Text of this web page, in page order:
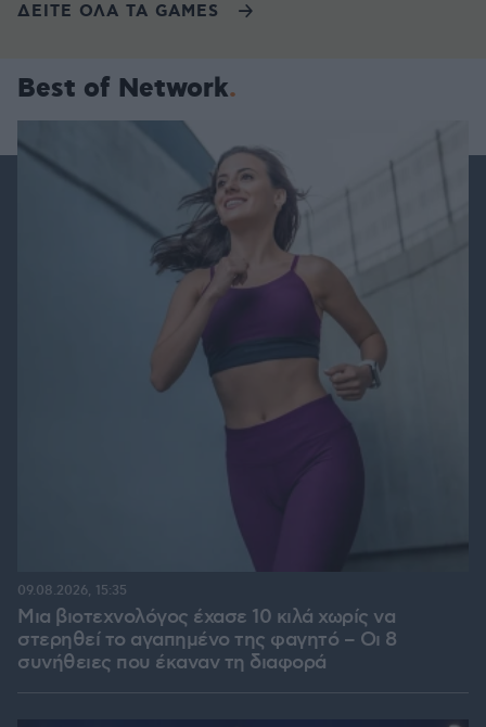
ΔΕΙΤΕ ΟΛΑ ΤΑ GAMES
Best of Network
Μια βιοτεχνολόγος έχασε 10 κιλά χωρίς να
στερηθεί το αγαπημένο της φαγητό – Οι 8
συνήθειες που έκαναν τη διαφορά
09.08.2026, 15:35